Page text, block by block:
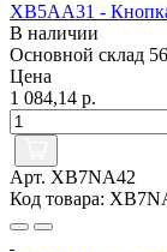
XB5AA31 -
В наличии
Основной склад
Цена
1 084,14 р.
Арт. XB7NA42
Код товара: